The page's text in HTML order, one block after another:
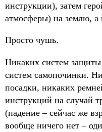
инструкции), затем
атмосферы) на землю, а
Просто чушь.
Никаких систем
систем самопочинки.
посадки, никаких
инструкций на случай
(падение – сейчас же
вообще ничего нет –